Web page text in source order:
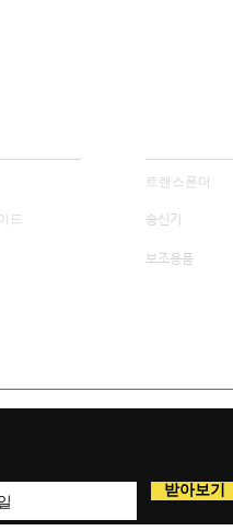
드
트랜스폰더
송신기
보조용품
받아보기